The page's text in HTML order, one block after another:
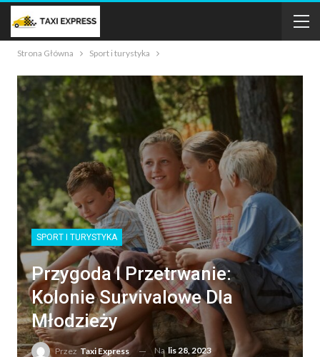
Strona Główna Sport i turystyka
SPORT I TURYSTYKA
Przygoda I Przetrwanie:
Kolonie Survivalowe Dla
Młodzieży
Przez Taxi Express Na lis 28, 2023